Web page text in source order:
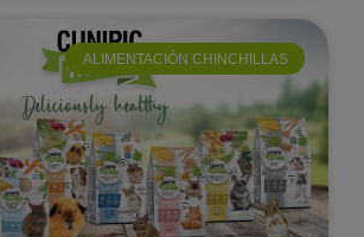
ALIMENTACIÓN CHINCHILLAS